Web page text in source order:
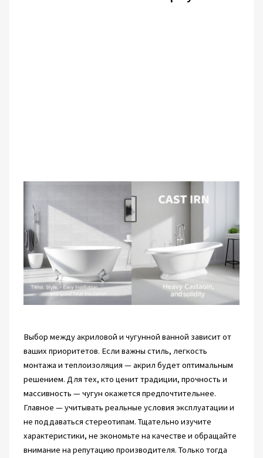
Выбор между акриловой и чугунной ванной зависит от
ваших приоритетов. Если важны стиль, легкость
монтажа и теплоизоляция — акрил будет оптимальным
решением. Для тех, кто ценит традиции, прочность и
массивность — чугун окажется предпочтительнее.
Главное — учитывать реальные условия эксплуатации и
не поддаваться стереотипам. Тщательно изучите
характеристики, не экономьте на качестве и обращайте
внимание на репутацию производителя. Только тогда